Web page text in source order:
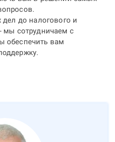
до налогового и
мы сотрудничаем с
обеспечить вам